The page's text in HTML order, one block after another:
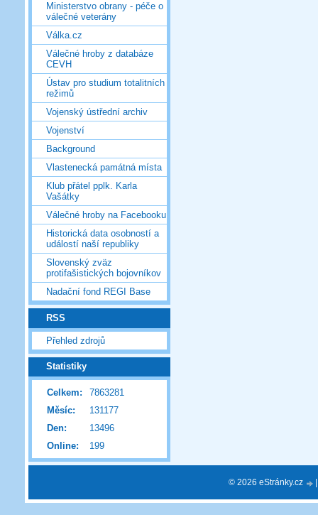
Ministerstvo obrany - péče o
válečné veterány
Válka.cz
Válečné hroby z databáze
CEVH
Ústav pro studium totalitních
režimů
Vojenský ústřední archiv
Vojenství
Background
Vlastenecká památná místa
Klub přátel pplk. Karla
Vašátky
Válečné hroby na Facebooku
Historická data osobností a
událostí naší republiky
Slovenský zväz
protifašistických bojovníkov
Nadační fond REGI Base
RSS
Přehled zdrojů
Statistiky
Online: 199
Celkem:
7863281
Měsíc:
131177
Den:
13496
© 2026 eStránky.cz